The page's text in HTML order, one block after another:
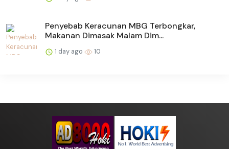
Penyebab Keracunan MBG Terbongkar,
Makanan Dimasak Malam Dim...
1 day ago 10